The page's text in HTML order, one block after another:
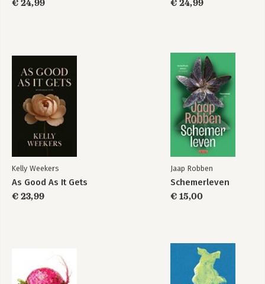
€ 24,99 € 24,99
Kelly Weekers
As Good As It Gets
€ 23,99
Jaap Robben
Schemerleven
€ 15,00